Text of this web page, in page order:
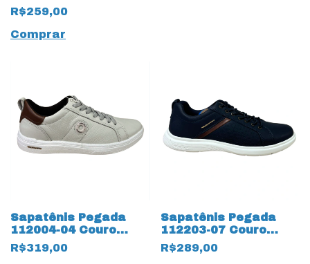
R$259,00
Comprar
Sapatênis Pegada
112004-04 Couro
Natural Nature Milk
18297 Gelo
R$319,00
Sapatênis Pegada
112203-07 Couro
Natural Estonado
18296 Marinho
R$289,00